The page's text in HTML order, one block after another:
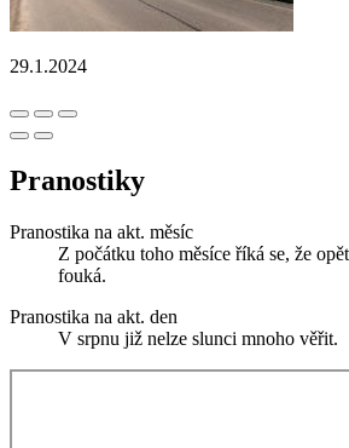
29.1.2024
Pranostiky
Pranostika na akt. měsíc
Z počátku toho měsíce říká se, že
fouká.
Pranostika na akt. den
V srpnu již nelze slunci mnoho věřit.